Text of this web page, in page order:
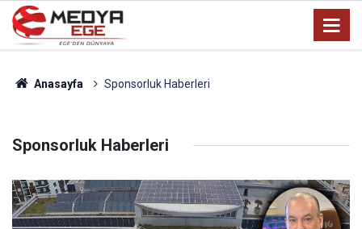
Anasayfa Sponsorluk Haberleri
Sponsorluk Haberleri